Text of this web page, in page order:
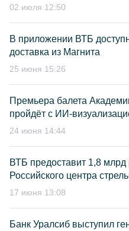
02 июля 12:50
В приложении ВТБ
доставка из Магнита
25 июня 15:26
Премьера балета
пройдёт с ИИ-
24 июня 14:44
ВТБ предоставит 1,8 млрд
Российского центра
17 июня 13:08
Банк Уралсиб выступил